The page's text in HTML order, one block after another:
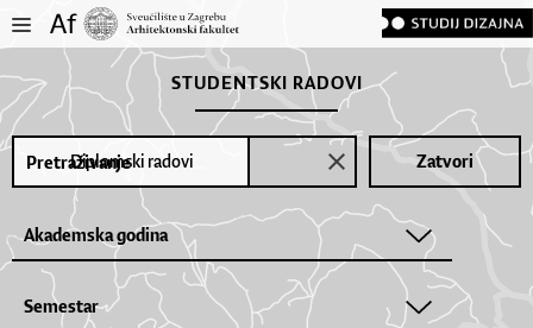
STUDENTSKI RADOVI
Diplomski radovi Zatvori